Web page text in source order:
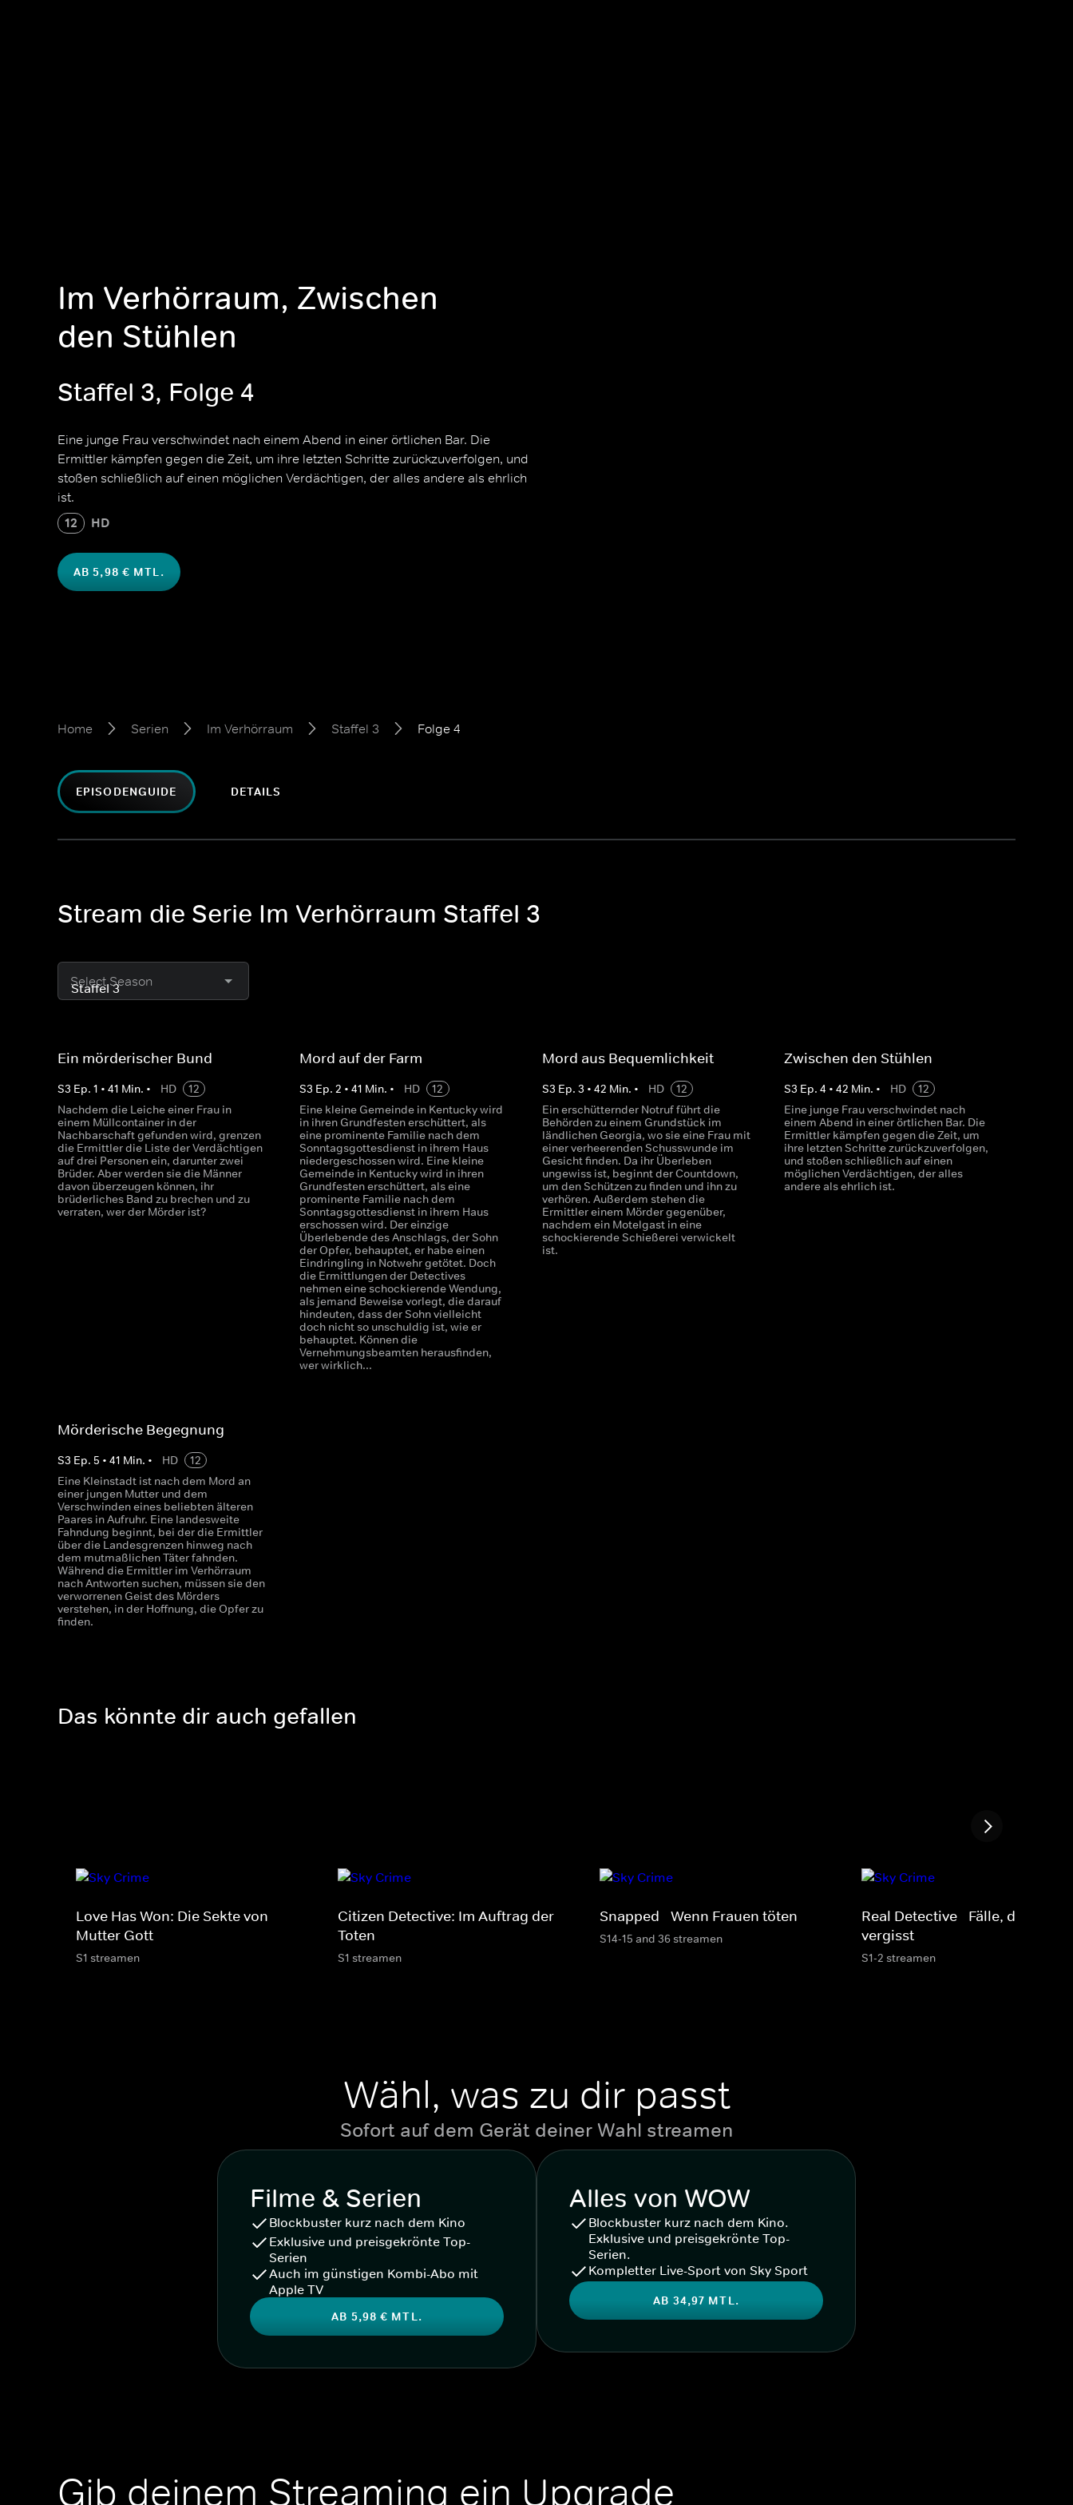
Im Verhörraum, Zwischen
den Stühlen
Staffel 3, Folge 4
Eine junge Frau verschwindet nach einem Abend in einer örtlichen Bar. Die
Ermittler kämpfen gegen die Zeit, um ihre letzten Schritte zurückzuverfolgen, und
stoßen schließlich auf einen möglichen Verdächtigen, der alles andere als ehrlich
ist.
12 HD
AB 5,98 € MTL.
Home Serien Im Verhörraum Staffel 3 Folge 4
EPISODENGUIDE DETAILS
Stream die Serie Im Verhörraum Staffel 3
Select Season
Ein mörderischer Bund
S3 Ep. 1 • 41 Min. • HD
12
Nachdem die Leiche einer Frau in
einem Müllcontainer in der
Nachbarschaft gefunden wird, grenzen
die Ermittler die Liste der Verdächtigen
auf drei Personen ein, darunter zwei
Brüder. Aber werden sie die Männer
davon überzeugen können, ihr
brüderliches Band zu brechen und zu
verraten, wer der Mörder ist?
Mord auf der Farm
S3 Ep.2 •41 Min. • HD
12
Eine kleine Gemeinde in Kentucky wird
in ihren Grundfesten erschüttert, als
eine prominente Familie nach dem
Sonntagsgottesdienst in ihrem Haus
niedergeschossen wird. Eine kleine
Gemeinde in Kentucky wird in ihren
Grundfesten erschüttert, als eine
prominente Familie nach dem
Sonntagsgottesdienst in ihrem Haus
erschossen wird. Der einzige
Überlebende des Anschlags, der Sohn
der Opfer, behauptet, er habe einen
Eindringling in Notwehr getötet. Doch
die Ermittlungen der Detectives
nehmen eine schockierende Wendung,
als jemand Beweise vorlegt, die darauf
hindeuten, dass der Sohn vielleicht
doch nicht so unschuldig ist, wie er
behauptet. Können die
Vernehmungsbeamten herausfinden,
wer wirklich...
Mord aus Bequemlichkeit
S3 Ep. 3 • 42 Min. • HD
12
Ein erschütternder Notruf führt die
Behörden zu einem Grundstück im
ländlichen Georgia, wo sie eine Frau mit
einer verheerenden Schusswunde im
Gesicht finden. Da ihr Überleben
ungewiss ist, beginnt der Countdown,
um den Schützen zu finden und ihn zu
verhören. Außerdem stehen die
Ermittler einem Mörder gegenüber,
nachdem ein Motelgast in eine
schockierende Schießerei verwickelt
ist.
Zwischen den Stühlen
S3 Ep. 4 • 42 Min. • HD
12
Eine junge Frau verschwindet nach
einem Abend in einer örtlichen Bar. Die
Ermittler kämpfen gegen die Zeit, um
ihre letzten Schritte zurückzuverfolgen,
und stoßen schließlich auf einen
möglichen Verdächtigen, der alles
andere als ehrlich ist.
Mörderische Begegnung
S3 Ep. 5 • 41 Min. • HD
12
Eine Kleinstadt ist nach dem Mord an
einer jungen Mutter und dem
Verschwinden eines beliebten älteren
Paares in Aufruhr. Eine landesweite
Fahndung beginnt, bei der die Ermittler
über die Landesgrenzen hinweg nach
dem mutmaßlichen Täter fahnden.
Während die Ermittler im Verhörraum
nach Antworten suchen, müssen sie den
verworrenen Geist des Mörders
verstehen, in der Hoffnung, die Opfer zu
finden.
Das könnte dir auch gefallen
Love Has Won: Die Sekte von
Mutter Gott
S1 streamen
Citizen Detective: Im Auftrag der
Toten
S1 streamen
Snapped - Wenn Frauen töten
S14-15 and 36 streamen
Real Detective - Fälle, die man
vergisst
S1-2 streamen
Wähl, was zu dir passt
Sofort auf dem Gerät deiner Wahl streamen
Filme & Serien
Blockbuster kurz nach dem Kino
Exklusive und preisgekrönte Top-
Serien
Auch im günstigen Kombi-Abo mit
Apple TV
AB 5,98 € MTL.
Alles von WOW
Blockbuster kurz nach dem Kino.
Exklusive und preisgekrönte Top-
Serien.
Kompletter Live-Sport von Sky Sport
AB 34,97 MTL.
Gib deinem Streaming ein Upgrade